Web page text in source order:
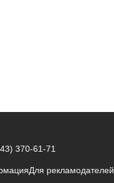
370-61-71
Для рекламодателей